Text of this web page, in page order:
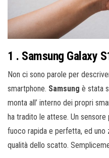
1 . Samsung Galaxy
Non ci sono parole per
smartphone. Samsung è stata
monta all’ interno dei propri
ha tradito le attese. Un
fuoco rapida e perfetta, ed
qualità dello scatto.